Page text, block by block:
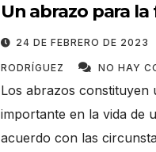
Un abrazo para
24 DE FEBRERO DE 2023
RODRÍGUEZ NO HAY
Los abrazos constituyen
importante en la vida de
acuerdo con las